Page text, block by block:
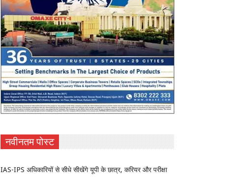
नवीनतम पोस्ट
IAS-IPS अधिकारियों से सीधे सीखेंगे यूपी के छात्र, करियर और परीक्षा